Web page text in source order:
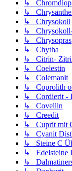
↳
↳
↳ Chrysokoll
↳ Chrysokoll-
↳ Chrysopras
↳ Chytha
↳ Citrin-
↳ Coelestin
↳ Colemanit
↳ Coprolith
↳ Cordierit -
↳ Covellin
↳ Creedit
↳ Cuprit mit
↳ Cyanit
↳ Steine C
↳ Edelsteine
↳